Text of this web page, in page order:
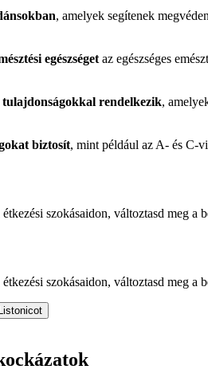
, amelyek segítenek
egészséget az egészséges
rendelkezik,
biztosít, mint például az A- és C-
szokásaidon, változtasd meg a
szokásaidon, változtasd meg a